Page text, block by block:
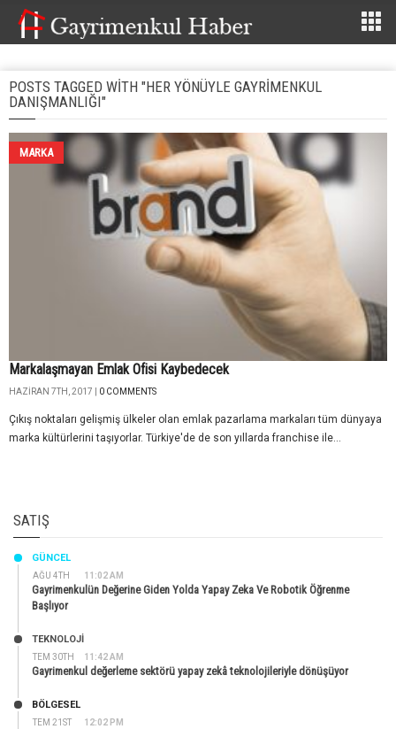
POSTS TAGGED WITH "HER YÖNÜYLE GAYRIMENKUL
DANIŞMANLIĞI"
MARKA
Markalaşmayan Emlak Ofisi Kaybedecek
HAZIRAN 7TH, 2017 | 0 COMMENTS
Çıkış noktaları gelişmiş ülkeler olan emlak pazarlama markaları tüm dünyaya
marka kültürlerini taşıyorlar. Türkiye'de de son yıllarda franchise ile...
SATIŞ
AĞU 4TH 11:02 AM
GÜNCEL
Gayrimenkulün Değerine Giden Yolda Yapay Zeka Ve Robotik Öğrenme
Başlıyor
TEM 30TH 11:42 AM
TEKNOLOJİ
Gayrimenkul değerleme sektörü yapay zekâ teknolojileriyle dönüşüyor
TEM 21ST 12:02 PM
BÖLGESEL